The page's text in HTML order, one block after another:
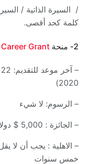
كلمة كحد أقصى.
2- منحة Grant
2020)
– الرسوم: لا شيء
– الجائزة : 5,000 $ دولار وتصل لـ 10,000$ دولار.
خمس سنوات